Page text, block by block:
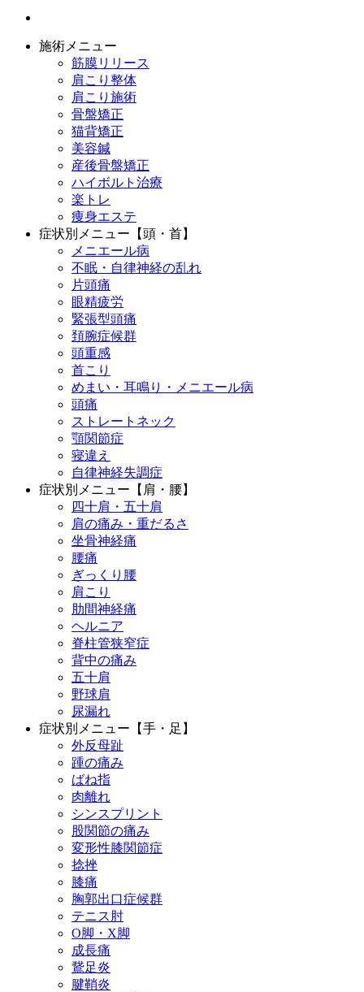
施術メニュー
筋膜リリース
肩こり整体
肩こり施術
骨盤矯正
猫背矯正
美容鍼
産後骨盤矯正
ハイボルト治療
楽トレ
痩身エステ
症状別メニュー【頭・首】
メニエール病
不眠・自律神経の乱れ
片頭痛
眼精疲労
緊張型頭痛
頚腕症候群
頭重感
首こり
めまい・耳鳴り・メニエール病
頭痛
ストレートネック
顎関節症
寝違え
自律神経失調症
症状別メニュー【肩・腰】
四十肩・五十肩
肩の痛み・重だるさ
坐骨神経痛
腰痛
ぎっくり腰
肩こり
肋間神経痛
ヘルニア
脊柱管狭窄症
背中の痛み
五十肩
野球肩
尿漏れ
症状別メニュー【手・足】
外反母趾
踵の痛み
ばね指
肉離れ
シンスプリント
股関節の痛み
変形性膝関節症
捻挫
膝痛
胸郭出口症候群
テニス肘
О脚・X脚
成長痛
鵞足炎
腱鞘炎